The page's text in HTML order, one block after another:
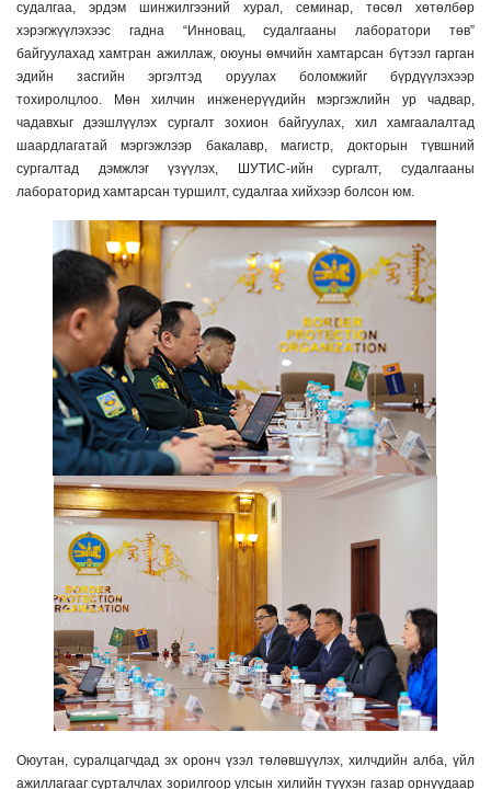
судалгаа, эрдэм шинжилгээний хурал, семинар, төсөл хөтөлбөр
хэрэгжүүлэхээс гадна “Инновац, судалгааны лаборатори төв”
байгуулахад хамтран ажиллаж, оюуны өмчийн хамтарсан бүтээл гарган
эдийн засгийн эргэлтэд оруулах боломжийг бүрдүүлэхээр
тохиролцлоо.
Мөн хилчин инженерүүдийн мэргэжлийн ур чадвар,
чадавхыг дээшлүүлэх сургалт зохион байгуулах, хил хамгаалалтад
шаардлагатай мэргэжлээр бакалавр, магистр, докторын түвшний
сургалтад дэмжлэг үзүүлэх, ШУТИС-ийн сургалт, судалгааны
лабораторид хамтарсан туршилт, судалгаа хийхээр болсон юм.
Оюутан, суралцагчдад эх оронч үзэл төлөвшүүлэх, хилчдийн алба, үйл
ажиллагааг сурталчлах зорилгоор улсын хилийн түүхэн газар орнуудаар